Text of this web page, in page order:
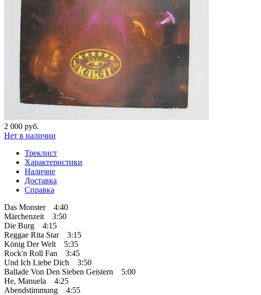
2 000 руб.
Нет в наличии
Треклист
Характеристики
Наличие
Доставка
Справка
Das Monster 4:40
Märchenzeit 3:50
Die Burg 4:15
Reggae Rita Star 3:15
König Der Welt 5:35
Rock'n Roll Fan 3:45
Und Ich Liebe Dich 3:50
Ballade Von Den Sieben Geistern 5:00
He, Manuela 4:25
Abendstimmung 4:55